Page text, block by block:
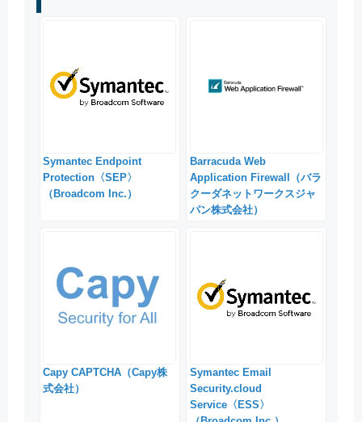
Symantec Endpoint
Protection〈SEP〉
（Broadcom Inc.）
Barracuda Web
Application Firewall（バラ
クーダネットワークスジャ
パン株式会社）
Capy CAPTCHA（Capy株
式会社）
Symantec Email
Security.cloud
Service〈ESS〉